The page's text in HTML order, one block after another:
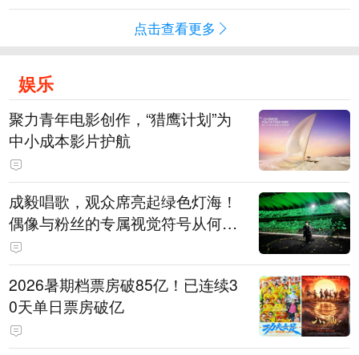
点击查看更多
娱乐
聚力青年电影创作，“猎鹰计划”为
中小成本影片护航
成毅唱歌，观众席亮起绿色灯海！
偶像与粉丝的专属视觉符号从何而
来
2026暑期档票房破85亿！已连续3
0天单日票房破亿